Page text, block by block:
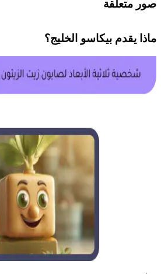
صور متعلقة
ماذا يقدم بيكاسو الخليج؟